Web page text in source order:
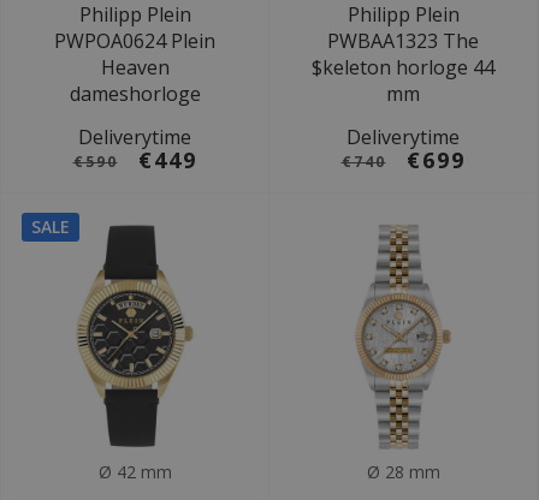
Philipp Plein
PWPOA0624 Plein
Heaven
dameshorloge
Deliverytime
€590 €449
Philipp Plein
PWBAA1323 The
$keleton horloge 44
mm
Deliverytime
€740 €699
SALE
Ø 42 mm Ø 28 mm